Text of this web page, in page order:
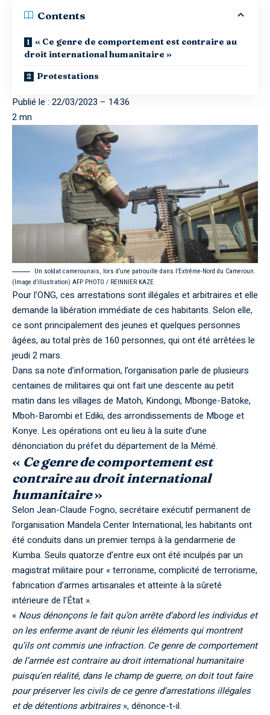
Contents
« Ce genre de comportement est contraire au
droit international humanitaire »
Protestations
Publié le : 22/03/2023 – 14:36
2 mn
Un soldat camerounais, lors d’une patrouille dans l’Extrême-Nord du Cameroun.
(Image d’illustration) AFP PHOTO / REINNIER KAZE
Pour l’ONG, ces arrestations sont illégales et arbitraires et elle
demande la libération immédiate de ces habitants. Selon elle,
ce sont principalement des jeunes et quelques personnes
âgées, au total près de 160 personnes, qui ont été arrêtées le
jeudi 2 mars.
Dans sa note d’information, l’organisation parle de plusieurs
centaines de militaires qui ont fait une descente au petit
matin dans les villages de Matoh, Kindongi, Mbonge-Batoke,
Mboh-Barombi et Ediki, des arrondissements de Mboge et
Konye. Les opérations ont eu lieu à la suite d’une
dénonciation du préfet du département de la Mémé.
« Ce genre de comportement est
contraire au droit international
humanitaire»
Selon Jean-Claude Fogno, secrétaire exécutif permanent de
l’organisation Mandela Center International, les habitants ont
été conduits dans un premier temps à la gendarmerie de
Kumba. Seuls quatorze d’entre eux ont été inculpés par un
magistrat militaire pour « terrorisme, complicité de terrorisme,
fabrication d’armes artisanales et atteinte à la sûreté
intérieure de l’État ».
« Nous dénonçons le fait qu’on arrête d’abord les individus et
on les enferme avant de réunir les éléments qui montrent
qu’ils ont commis une infraction. Ce genre de comportement
de l’armée est contraire au droit international humanitaire
puisqu’en réalité, dans le champ de guerre, on doit tout faire
pour préserver les civils de ce genre d’arrestations illégales
et de détentions arbitraires», dénonce-t-il.